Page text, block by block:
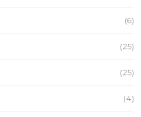
(6)
(25)
(25)
(4)